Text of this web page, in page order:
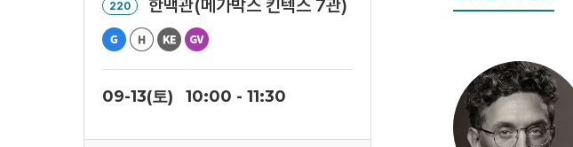
220 한맥관(메가박스 킨텍스 7관)
09-13(토) 10:00 - 11:30